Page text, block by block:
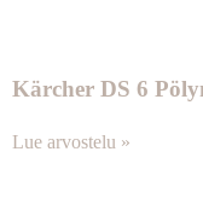
Kärcher DS 6
Lue arvostelu »